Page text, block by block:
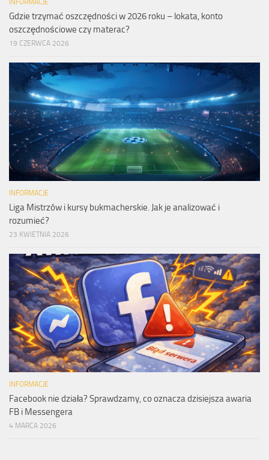
INFORMACJE
Gdzie trzymać oszczędności w 2026 roku – lokata, konto
oszczędnościowe czy materac?
19 CZERWCA 2026
INFORMACJE
Liga Mistrzów i kursy bukmacherskie. Jak je analizować i
rozumieć?
23 KWIETNIA 2026
INFORMACJE
Facebook nie działa? Sprawdzamy, co oznacza dzisiejsza awaria
FB i Messengera
4 MARCA 2026